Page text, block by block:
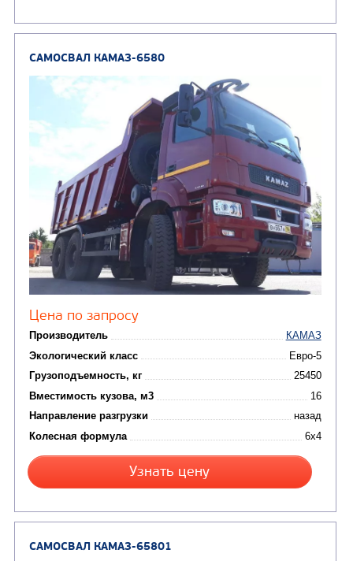
САМОСВАЛ КАМАЗ-6522
Цена по запросу
Производитель
Экологический класс
Грузоподъемность, кг
Направление разгрузки
Узнать цену